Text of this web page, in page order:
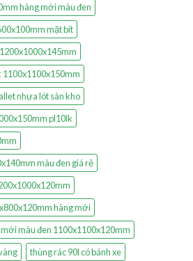
hàng mới màu đen
mặt bít
nhựa lót sàn kho
pl10lk
màu đen giá rẻ
hàng mới
màu đen 1100x1100x120mm
thùng rác 90l có bánh xe